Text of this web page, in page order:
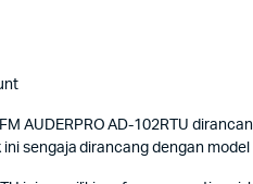
AUDERPRO AD-102RTU
sengaja dirancang dengan